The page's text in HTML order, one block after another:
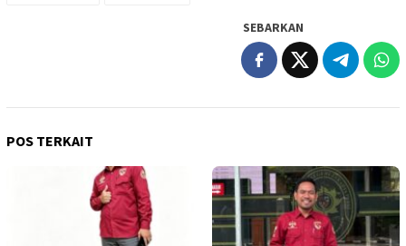
SEBARKAN
POS TERKAIT